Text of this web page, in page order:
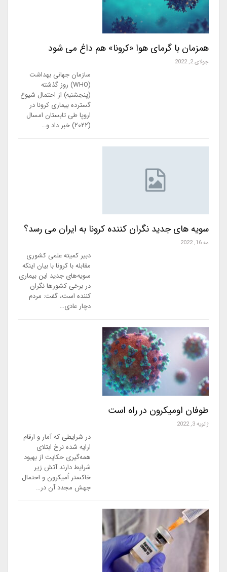
همزمان با گرمای هوا «کرونا» هم داغ می شود
جولای 2, 2022
سازمان جهانی بهداشت
(WHO) روز گذشته
(پنجشنبه) از احتمال شیوع
گسترده بیماری کرونا در
اروپا طی تابستان امسال
(۲۰۲۲) خبر داد و…
سویه های جدید نگران کننده کرونا به ایران می رسد؟
مه 16, 2022
دبیر کمیته علمی کشوری
مقابله با کرونا با بیان اینکه
سویه‌های جدید این بیماری
در برخی کشورها نگران
کننده است، گفت: مردم
دچار عادی…
طوفان اومیکرون در راه است
ژانویه 3, 2022
در شرایطی که آمار و ارقام
ارایه شده نرخ ابتلای
همه‌گیری حکایت از بهبود
شرایط دارند آتش زیر
خاکستر اُمیکرون و احتمال
جهش مجدد آن در…